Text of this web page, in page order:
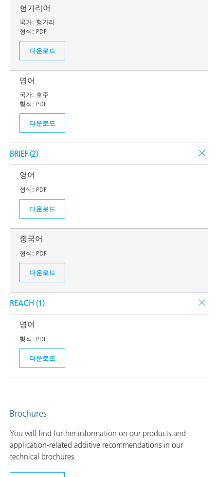
헝가리어
국가: 헝가리
형식: PDF
다운로드
영어
국가: 호주
형식: PDF
다운로드
BRIEF (2)
영어
형식: PDF
다운로드
중국어
형식: PDF
다운로드
REACH (1)
영어
형식: PDF
다운로드
Brochures
You will find further information on our products and
application-related additive recommendations in our
technical brochures.